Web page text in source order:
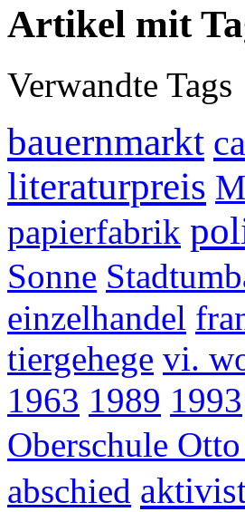
Artikel mit
Verwandte Tags
bauernmarkt
literaturpreis
papierfabrik
Sonne
einzelhandel
tiergehege vi.
1963 1989 1993
Oberschule
abschied